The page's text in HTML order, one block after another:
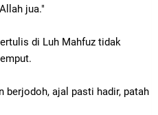
jua."
di Luh Mahfuz tidak
berjodoh, ajal pasti hadir, patah